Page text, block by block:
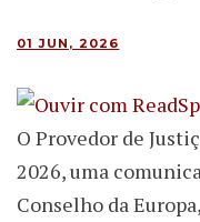
01 JUN, 2026
O Provedor de
2026, uma
Conselho da